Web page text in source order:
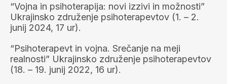
“Vojna in psihoterapija: novi izzivi in možnosti”
Ukrajinsko združenje psihoterapevtov (1. – 2.
junij 2024, 17 ur).
“Psihoterapevt in vojna. Srečanje na meji
realnosti” Ukrajinsko združenje psihoterapevtov
(18. – 19. junij 2022, 16 ur).